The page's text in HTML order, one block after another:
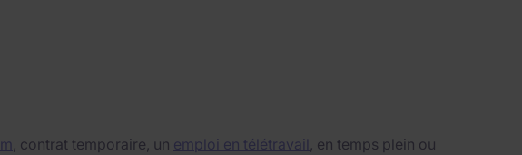
, contrat temporaire, un emploi en télétravail , en temps plein ou